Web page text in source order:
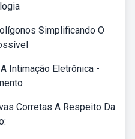
Simplificando O
Intimação Eletrônica -
Corretas A Respeito Da